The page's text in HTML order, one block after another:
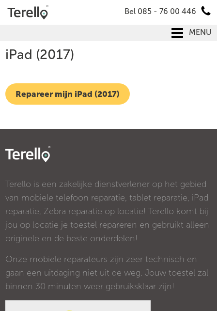
Bel 085 - 76 00 446
MENU
iPad (2017)
Repareer mijn iPad (2017)
Terello is een zakelijke dienstverlener op het gebied
van mobiele telefoon reparatie, tablet reparatie, iPad
reparatie, Zebra reparatie op locatie! Terello komt bij
jou op locatie je toestel repareren en gebruikt alleen
originele en de beste onderdelen!
Onze mobiele reparateurs zijn zeer technisch en
gaan een uitdaging niet uit de weg. Jouw toestel zal
binnen 30 minuten weer gebruiksklaar zijn!